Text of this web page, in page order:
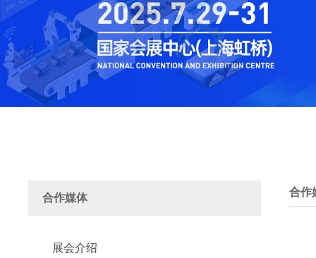
现场回顾
往届展商
合作媒体
展会介绍
合作